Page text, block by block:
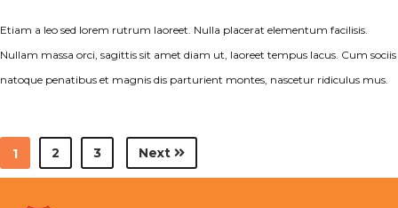
Etiam a leo sed lorem rutrum laoreet. Nulla placerat elementum facilisis.
Nullam massa orci, sagittis sit amet diam ut, laoreet tempus lacus. Cum sociis
natoque penatibus et magnis dis parturient montes, nascetur ridiculus mus.
1 2 3 Next